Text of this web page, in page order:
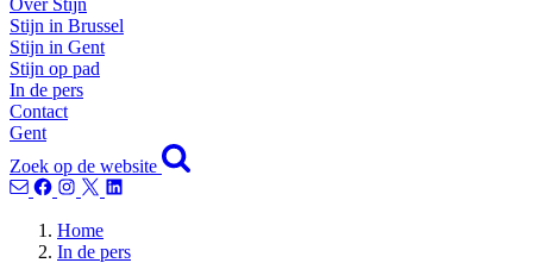
Over Stijn
Stijn in Brussel
Stijn in Gent
Stijn op pad
In de pers
Contact
Gent
Zoek op de website
Home
In de pers